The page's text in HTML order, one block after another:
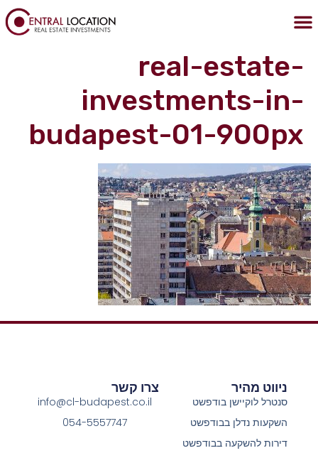
real-estate-
investments-in-
budapest-01-900px
ניווט מהיר
סנטרל לוקיישן בודפשט
השקעות נדלן בבודפשט
דירות להשקעה בבודפשט
צרו קשר
info@cl-budapest.co.il
054-5557747